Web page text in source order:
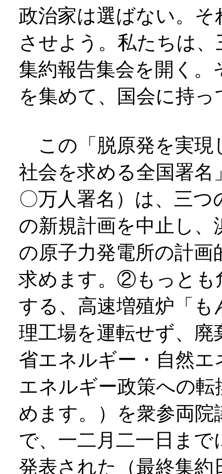
政治家は選ばない。
させよう。私たちは
集約報告集会を開く
を集めて、国会に持っ
この「脱原発を実現
社会を求める全国署
〇万人署名）は、三
の新規計画を中止し
の原子力発電所の計
求めます。②もっとも
する、高速増殖炉「
理工場を運転せず、
省エネルギー・自然
エネルギー政策への
めます。）を衆参両
で、一二月二一日ま
発表された（最終集約